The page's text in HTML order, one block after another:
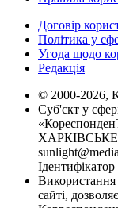
Договір
Політика у
Угода щодо
Редакція
© 2000-2026,
Суб'єкт у
ХАРКІВСЬКЕ
Використання
сайті,